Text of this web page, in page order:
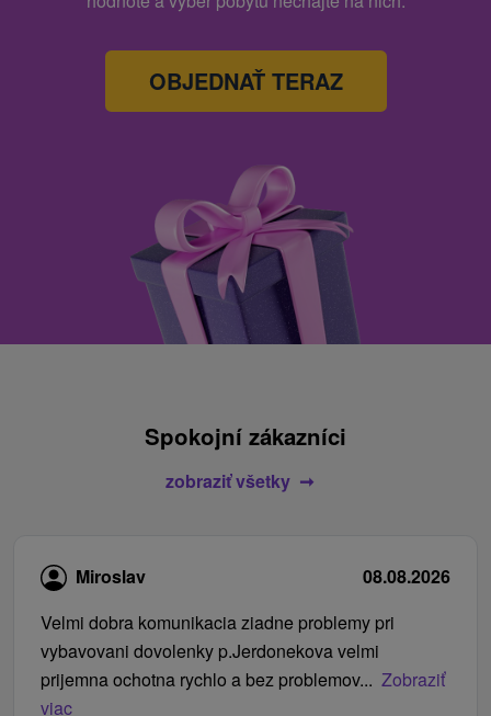
OBJEDNAŤ TERAZ
Spokojní zákazníci
zobraziť všetky
Miroslav
08.08.2026
Velmi dobra komunikacia ziadne problemy pri
vybavovani dovolenky p.Jerdonekova velmi
prijemna ochotna rychlo a bez problemov... Zobraziť
viac